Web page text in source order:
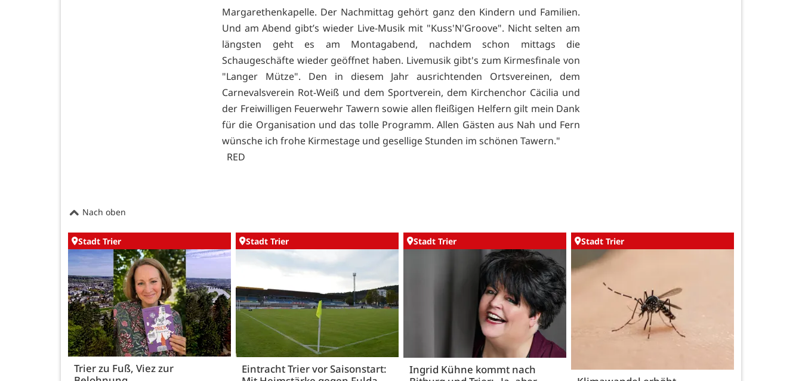
Margarethenkapelle. Der Nachmittag gehört ganz den Kindern und Familien.
Und am Abend gibt’s wieder Live-Musik mit "Kuss'N'Groove". Nicht selten am
längsten geht es am Montagabend, nachdem schon mittags die
Schaugeschäfte wieder geöffnet haben. Livemusik gibt's zum Kirmesfinale von
"Langer Mütze". Den in diesem Jahr ausrichtenden Ortsvereinen, dem
Carnevalsverein Rot-Weiß und dem Sportverein, dem Kirchenchor Cäcilia und
der Freiwilligen Feuerwehr Tawern sowie allen fleißigen Helfern gilt mein Dank
für die Organisation und das tolle Programm. Allen Gästen aus Nah und Fern
wünsche ich frohe Kirmestage und gesellige Stunden im schönen Tawern."
RED
Nach oben
Stadt Trier
Trier zu Fuß, Viez zur
Stadt Trier
Eintracht Trier vor Saisonstart:
Stadt Trier
Ingrid Kühne kommt nach
Stadt Trier